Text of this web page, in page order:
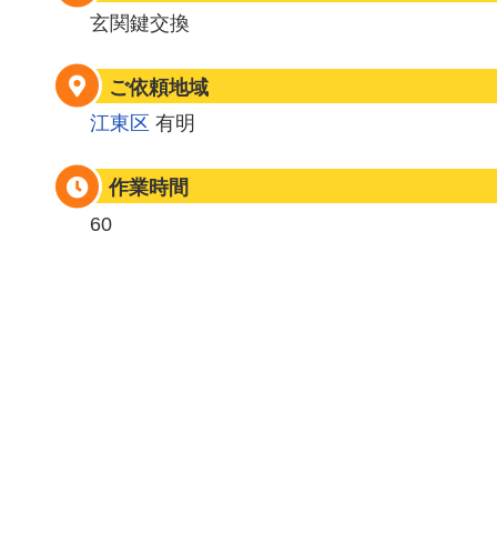
玄関鍵交換
ご依頼地域
江東区 有明
作業時間
60